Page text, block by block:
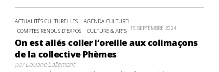
ACTUALITÉS CULTURELLES
AGENDA CULTUREL
COMPTES RENDUS D'EXPOS
CULTURE & ARTS 15 SEPTEMBRE 2024
On est allés coller l’oreille aux colimaçons
de la collective Phèmes
parLouane Lallemant